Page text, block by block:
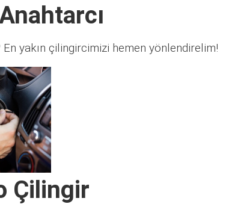
yakın çilingircimizi hemen yönlendirelim!
Çilingir